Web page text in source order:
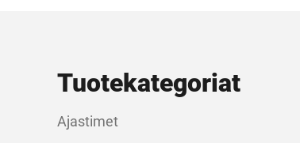
Tuotekategoriat
Ajastimet